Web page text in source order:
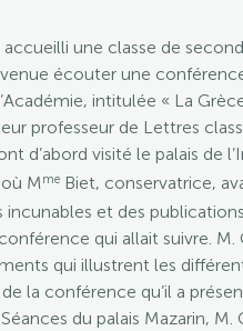
accueilli une classe de
écouter une
intitulée « La
professeur de Lettres
d’abord visité le palais de
Mme Biet, conservatrice,
incunables et des publications
qui allait suivre. M.
qui illustrent les
la conférence qu’il a
du palais Mazarin, M.